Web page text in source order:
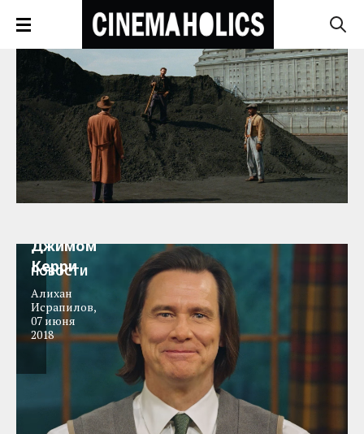
Трейлер
сериала
Джимом
Керри
Алихан
Исрапилов,
07 июня
2018
НОВОСТИ